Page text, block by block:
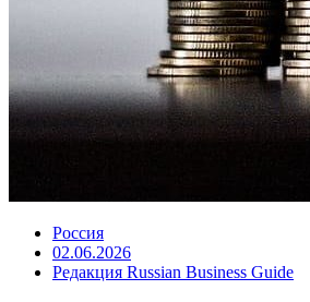
Россия
02.06.2026
Редакция Russian Business Guide